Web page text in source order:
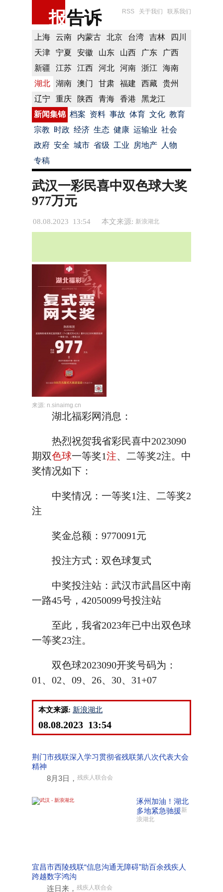
报告诉 RSS 关于我们 联系我们
上海 云南 内蒙古 北京 台湾 吉林
四川
天津
宁夏 安徽 山东 山西 广东
广西
新疆
江苏 江西 河北 河南 浙江
海南
湖北
湖南 澳门 甘肃 福建 西藏
贵州
辽宁
重庆 陕西 青海 香港
黑龙江
新闻集锦 档案 资料 事故 体育 文化 教育
宗教 时政 经济 生态 健康 运输业 社会
政府 安全 城市 省级 工业 房地产
人物
专稿
武汉一彩民喜中双色球大奖
977万元
08.08.2023 13:54 本文来源: 新浪湖北
来源: n.sinaimg.cn
湖北福彩网消息：
热烈祝贺我省彩民喜中2023090
期双色球一等奖1注、二等奖2注。中
奖情况如下：
中奖情况：一等奖1注、二等奖2
注
奖金总额：9770091元
投注方式：双色球复式
中奖投注站：武汉市武昌区中南
一路45号，42050099号投注站
至此，我省2023年已中出双色球
一等奖23注。
双色球2023090开奖号码为：
01、02、09、26、30、31+07
本文来源: 新浪湖北
08.08.2023 13:54
荆门市残联深入学习贯彻省残联第八次代表大会
精神
8月3日， 残疾人联合会
涿州加油！湖北
多地紧急驰援新
浪湖北
宜昌市西陵残联“信息沟通无障碍”助百余残疾人
跨越数字鸿沟
连日来， 残疾人联合会